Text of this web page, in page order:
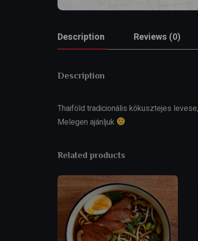
Description Reviews (0)
Description
Thaiföld tradicionális kókusztejes
Melegen ajánljuk
Related products